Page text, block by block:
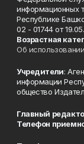
информационных
Республике
02 - 01744 от
Возрастная
Об
Учредители:
информации
общество
Главный
Телефон